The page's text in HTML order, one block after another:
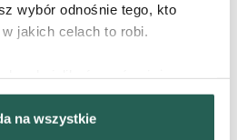
wybór odnośnie tego, kto
jakich celach to robi.
Twojej lokalizacji
nawet do kilku metrów
na wszystkie